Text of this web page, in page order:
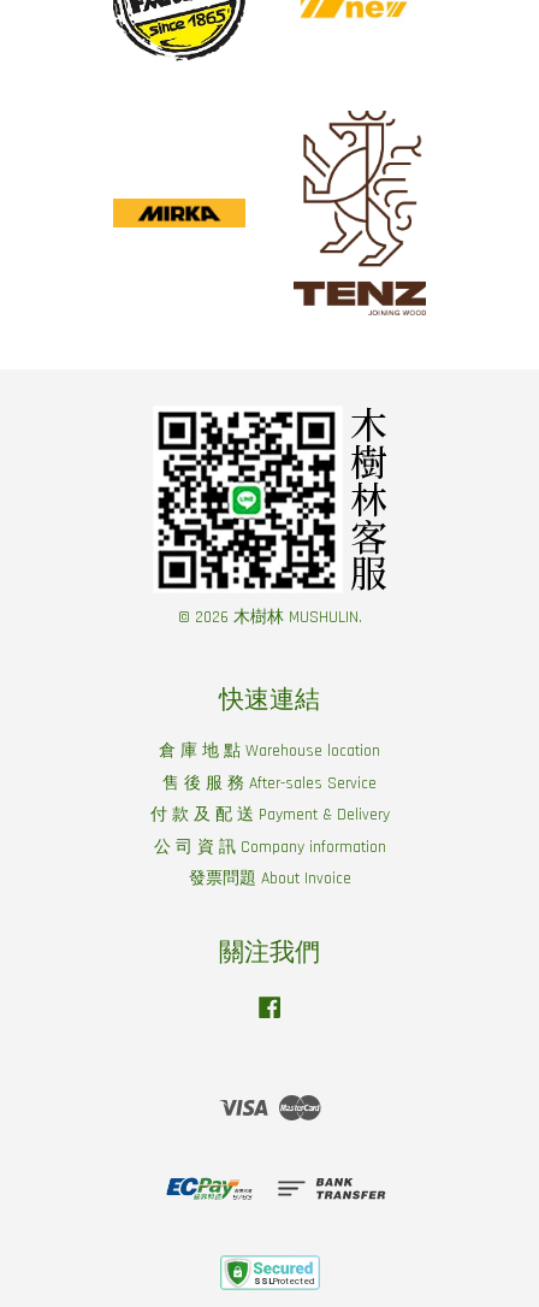
© 2026 木樹林 MUSHULIN.
快速連結
倉 庫 地 點 Warehouse location
售 後 服 務 After-sales Service
付 款 及 配 送 Payment & Delivery
公 司 資 訊 Company information
發票問題 About Invoice
關注我們
Visa Master